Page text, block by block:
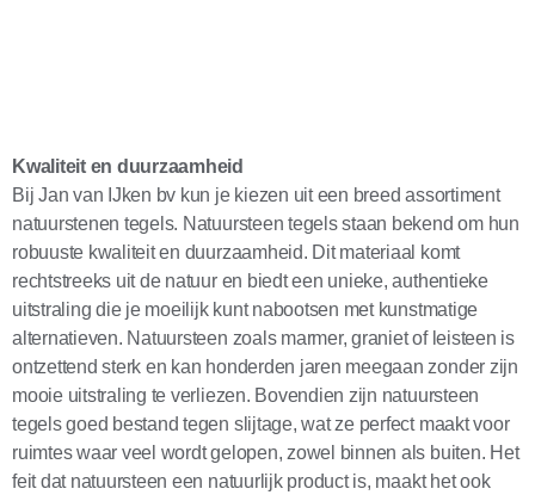
Kwaliteit en duurzaamheid
Bij Jan van IJken bv kun je kiezen uit een breed assortiment
natuurstenen tegels. Natuursteen tegels staan bekend om hun
robuuste kwaliteit en duurzaamheid. Dit materiaal komt
rechtstreeks uit de natuur en biedt een unieke, authentieke
uitstraling die je moeilijk kunt nabootsen met kunstmatige
alternatieven. Natuursteen zoals marmer, graniet of leisteen is
ontzettend sterk en kan honderden jaren meegaan zonder zijn
mooie uitstraling te verliezen. Bovendien zijn natuursteen
tegels goed bestand tegen slijtage, wat ze perfect maakt voor
ruimtes waar veel wordt gelopen, zowel binnen als buiten. Het
feit dat natuursteen een natuurlijk product is, maakt het ook